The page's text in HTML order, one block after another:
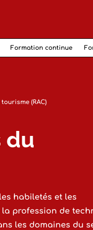
Formation continue
(RAC)
du
habiletés et les
profession de
les domaines du